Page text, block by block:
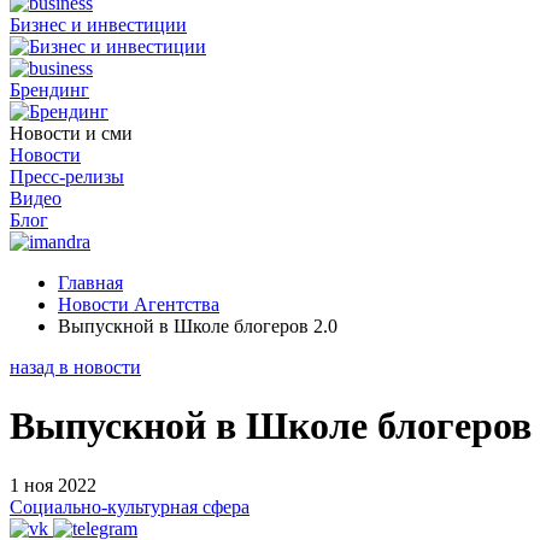
Бизнес и инвестиции
Брендинг
Новости и сми
Новости
Пресс-релизы
Видео
Блог
Главная
Новости Агентства
Выпускной в Школе блогеров 2.0
назад в новости
Выпускной в Школе блогеров
1 ноя 2022
Социально-культурная сфера